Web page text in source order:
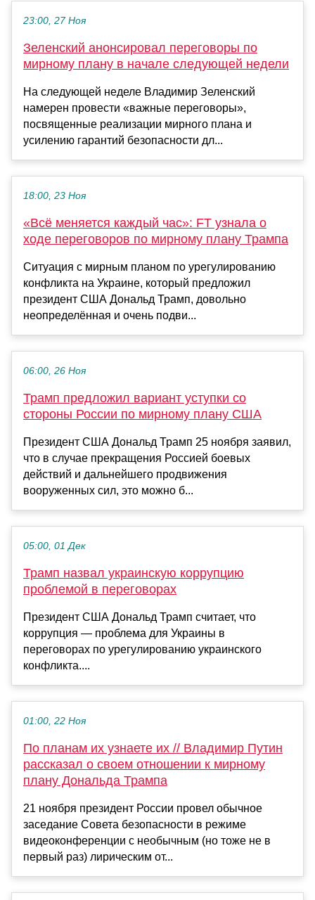
23:00, 27 Ноя
Зеленский анонсировал переговоры по
мирному плану в начале следующей недели
На следующей неделе Владимир Зеленский
намерен провести «важные переговоры»,
посвященные реализации мирного плана и
усилению гарантий безопасности дл...
18:00, 23 Ноя
«Всё меняется каждый час»: FT узнала о
ходе переговоров по мирному плану Трампа
Ситуация с мирным планом по урегулированию
конфликта на Украине, который предложил
президент США Дональд Трамп, довольно
неопределённая и очень подви...
06:00, 26 Ноя
Трамп предложил вариант уступки со
стороны России по мирному плану США
Президент США Дональд Трамп 25 ноября заявил,
что в случае прекращения Россией боевых
действий и дальнейшего продвижения
вооруженных сил, это можно б...
05:00, 01 Дек
Трамп назвал украинскую коррупцию
проблемой в переговорах
Президент США Дональд Трамп считает, что
коррупция — проблема для Украины в
переговорах по урегулированию украинского
конфликта....
01:00, 22 Ноя
По планам их узнаете их // Владимир Путин
рассказал о своем отношении к мирному
плану Дональда Трампа
21 ноября президент России провел обычное
заседание Совета безопасности в режиме
видеоконференции с необычным (но тоже не в
первый раз) лирическим от...